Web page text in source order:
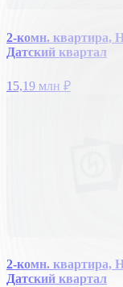
2-комн. квартира,
Датский квартал
15,19 млн ₽
2-комн. квартира,
Датский квартал